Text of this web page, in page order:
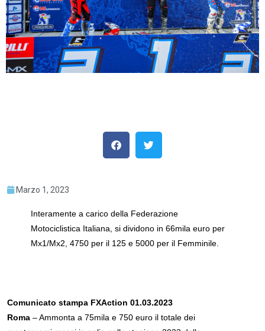
Marzo 1, 2023
Interamente a carico della Federazione
Motociclistica Italiana, si dividono in 66mila euro per
Mx1/Mx2, 4750 per il 125 e 5000 per il Femminile.
Comunicato stampa FXAction 01.03.2023
Roma – Ammonta a 75mila e 750 euro il totale dei